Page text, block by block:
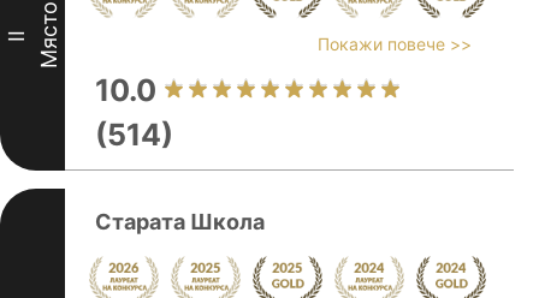
II Място Покажи повече >>
10.0
(514)
Старата Школа